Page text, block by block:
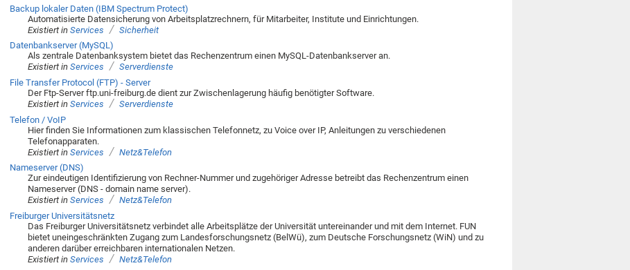
Backup lokaler Daten (IBM Spectrum Protect)
Automatisierte Datensicherung von Arbeitsplatzrechnern, für Mitarbeiter, Institute und Einrichtungen.
Existiert in Services / Sicherheit
Datenbankserver (MySQL)
Als zentrale Datenbanksystem bietet das Rechenzentrum einen MySQL-Datenbankserver an.
Existiert in Services / Serverdienste
File Transfer Protocol (FTP) - Server
Der Ftp-Server ftp.uni-freiburg.de dient zur Zwischenlagerung häufig benötigter Software.
Existiert in Services / Serverdienste
Telefon / VoIP
Hier finden Sie Informationen zum klassischen Telefonnetz, zu Voice over IP, Anleitungen zu verschiedenen
Telefonapparaten.
Existiert in Services / Netz&Telefon
Nameserver (DNS)
Zur eindeutigen Identifizierung von Rechner-Nummer und zugehöriger Adresse betreibt das Rechenzentrum einen
Nameserver (DNS - domain name server).
Existiert in Services / Netz&Telefon
Freiburger Universitätsnetz
Das Freiburger Universitätsnetz verbindet alle Arbeitsplätze der Universität untereinander und mit dem Internet. FUN
bietet uneingeschränkten Zugang zum Landesforschungsnetz (BelWü), zum Deutsche Forschungsnetz (WiN) und zu
anderen darüber erreichbaren internationalen Netzen.
Existiert in Services / Netz&Telefon